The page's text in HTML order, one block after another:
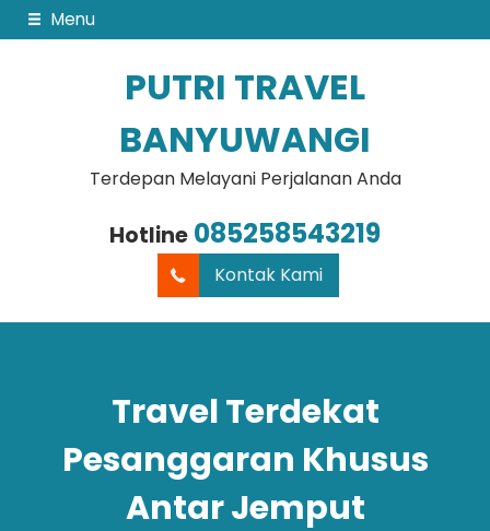
Menu
PUTRI TRAVEL
BANYUWANGI
Terdepan Melayani Perjalanan Anda
Hotline 085258543219
Kontak Kami
Travel Terdekat
Pesanggaran Khusus
Antar Jemput